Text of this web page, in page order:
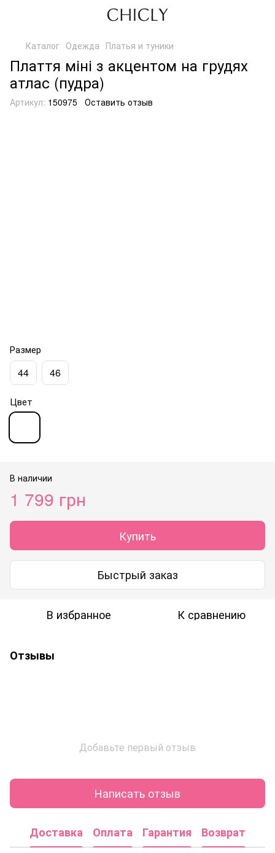
Каталог Одежда Платья и туники
Плаття міні з акцентом на грудях
атлас (пудра)
Артикул: 150975 Оставить отзыв
Размер
44 46
Цвет
В наличии
1 799 грн
Купить
Быстрый заказ
В избранное К сравнению
Отзывы
Добавьте первый отзыв
Написать отзыв
Доставка Оплата Гарантия Возврат